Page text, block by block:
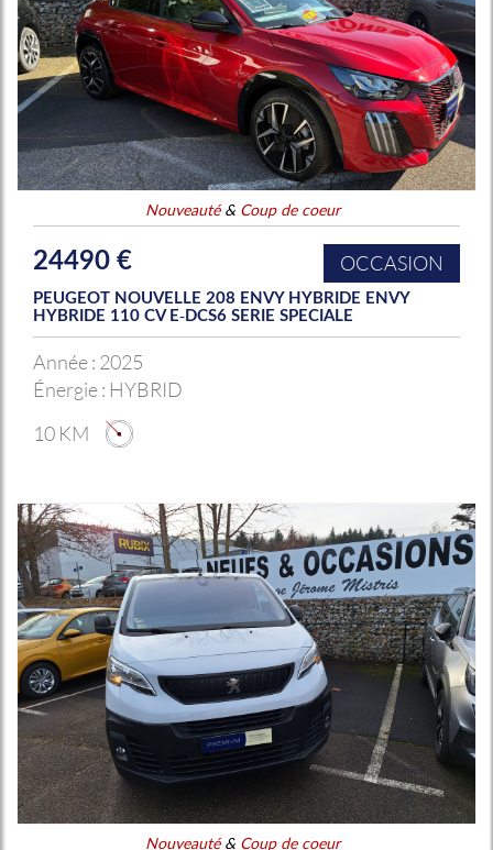
Nouveauté& Coup de coeur
24490 € OCCASION
PEUGEOT NOUVELLE 208 ENVY HYBRIDE ENVY
HYBRIDE 110 CV E-DCS6 SERIE SPECIALE
Année : 2025
Énergie : HYBRID
10 KM
Nouveauté& Coup de coeur